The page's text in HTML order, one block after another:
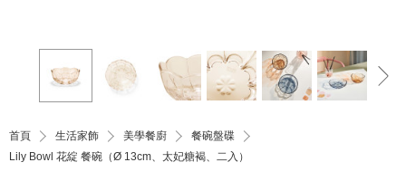
首頁 生活家飾 美學餐廚
餐碗盤碟
Lily Bowl 花綻 餐碗（Ø 13cm、太妃糖褐、二入）